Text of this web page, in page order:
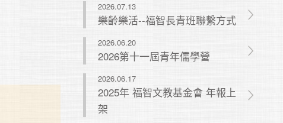
2026.07.13
樂齡樂活--福智長青班聯繫方式
2026.06.20
2026第十一屆青年儒學營
2026.06.17
2025年 福智文教基金會 年報上
架